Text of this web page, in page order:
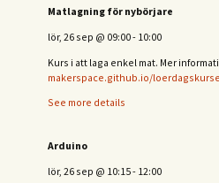
Matlagning för nybörjare
lör, 26 sep @ 09:00- 10:00
Kurs i att laga enkel mat. Mer
makerspace.github.io/
See more details
Arduino
lör, 26 sep @ 10:15- 12:00